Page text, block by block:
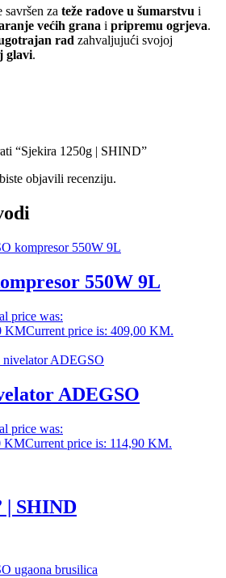
savršen za teže radove u šumarstvu i
većih grana i pripremu ogrjeva.
rad zahvaljujući svojoj
glavi.
“Sjekira 1250g | SHIND”
objavili recenziju.
550W 9L
price was:
KMCurrent price is: 409,00 KM.
ADEGSO
price was:
KMCurrent price is: 114,90 KM.
| SHIND